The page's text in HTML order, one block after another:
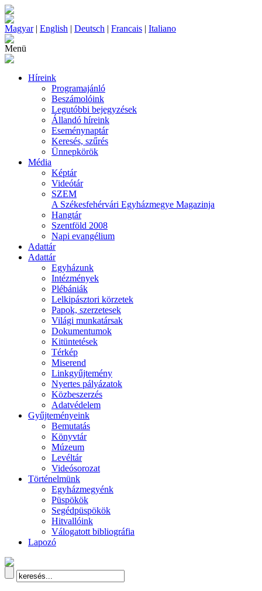
Magyar| English | Deutsch | Francais | Italiano
Menü
Híreink
Programajánló
Beszámolóink
Legutóbbi bejegyzések
Állandó híreink
Eseménynaptár
Keresés, szűrés
Ünnepkörök
Média
Képtár
Videótár
SZEM
A Székesfehérvári Egyházmegye Magazinja
Hangtár
Szentföld 2008
Napi evangélium
Adattár
Adattár
Egyházunk
Intézmények
Plébániák
Lelkipásztori körzetek
Papok, szerzetesek
Világi munkatársak
Dokumentumok
Kitüntetések
Térkép
Miserend
Linkgyűjtemény
Nyertes pályázatok
Közbeszerzés
Adatvédelem
Gyűjteményeink
Bemutatás
Könyvtár
Múzeum
Levéltár
Videósorozat
Történelmünk
Egyházmegyénk
Püspökök
Segédpüspökök
Hitvallóink
Válogatott bibliográfia
Lapozó